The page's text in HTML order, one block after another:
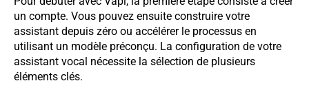
un compte. Vous pouvez ensuite construire votre
assistant depuis zéro ou accélérer le processus en
utilisant un modèle préconçu. La configuration de votre
assistant vocal nécessite la sélection de plusieurs
éléments clés.